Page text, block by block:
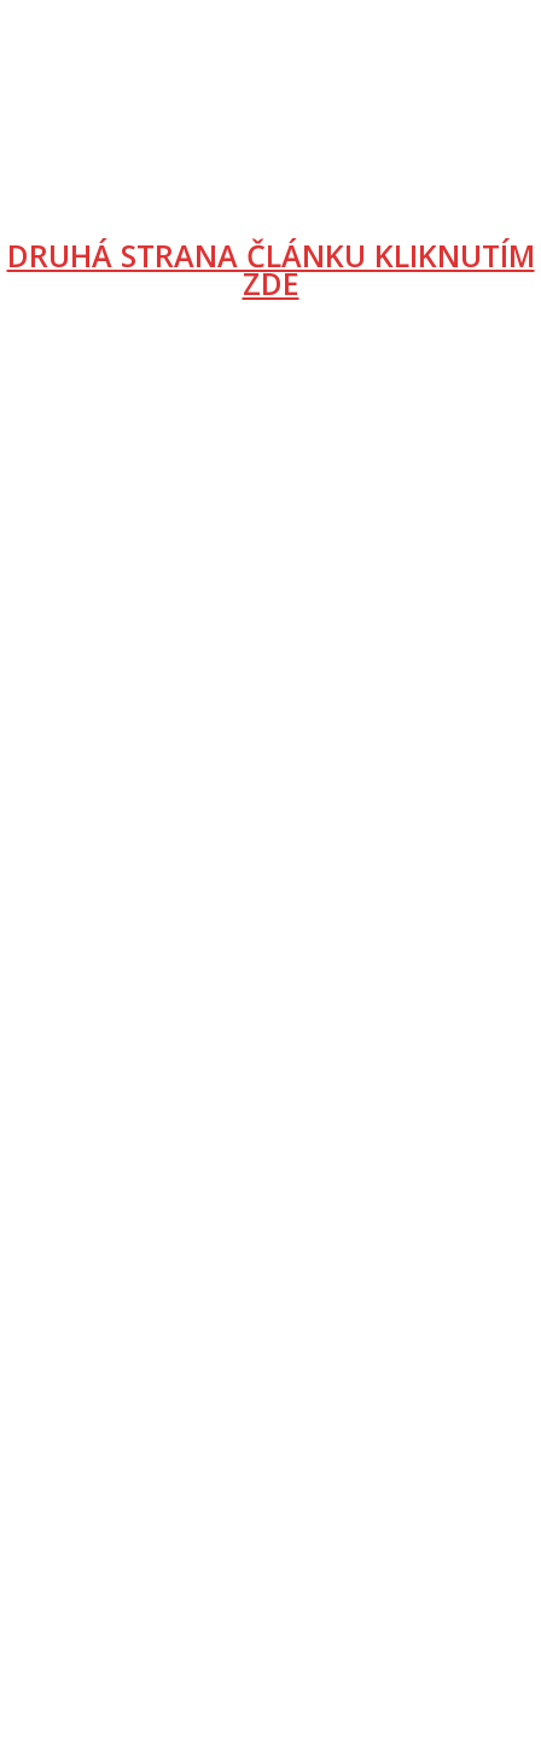
DRUHÁ STRANA ČLÁNKU KLIKNUTÍM
ZDE